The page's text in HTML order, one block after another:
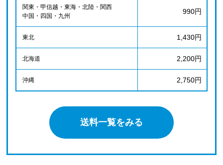
関東・甲信越・東海・北陸・関西
中国・四国・九州
990円
東北 1,430円
北海道 2,200円
沖縄 2,750円
送料一覧をみる